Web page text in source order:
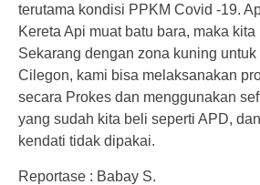
terutama kondisi PPKM Covid -19.
Kereta Api muat batu bara, maka
Sekarang dengan zona kuning
Cilegon, kami bisa melaksanakan
secara Prokes dan menggunakan
yang sudah kita beli seperti APD,
kendati tidak dipakai.
Reportase : Babay S.